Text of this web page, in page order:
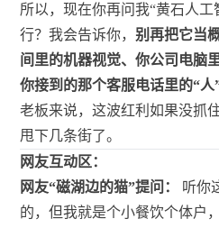
所以，现在你再问我“黄石人
行？我会告诉你， 别再把它当
间里的机器视觉、你公司电脑
你接到的那个客服电话里的“人
老板来说，这波红利如果没抓
甩下几条街了。
网友互动区：
网友“磁湖边的猫”提问：
听你
的，但我就是个小餐饮个体户